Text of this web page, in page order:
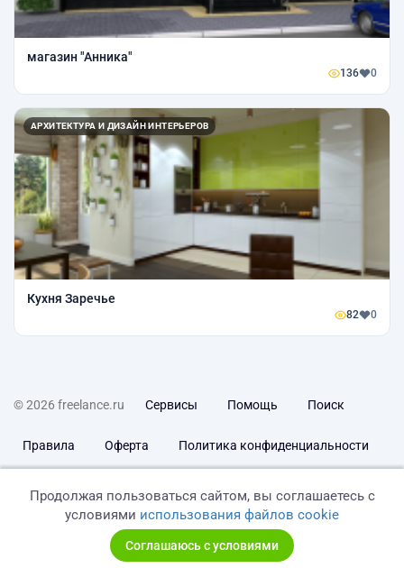
магазин "Анника"
136 0
АРХИТЕКТУРА И ДИЗАЙН ИНТЕРЬЕРОВ
Кухня Заречье
82 0
© 2026 freelance.ru Сервисы Помощь Поиск
Правила Оферта Политика конфиденциальности
Продолжая пользоваться сайтом, вы соглашаетесь с
условиями использования файлов cookie
Соглашаюсь с условиями